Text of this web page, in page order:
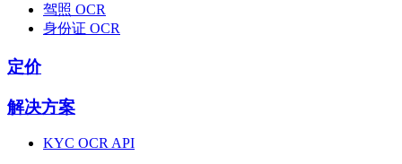
驾照 OCR
身份证 OCR
定价
解决方案
KYC OCR API